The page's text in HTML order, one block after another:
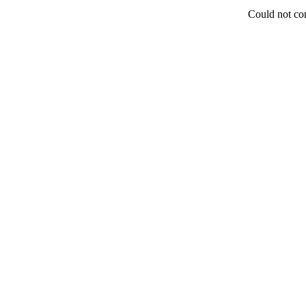
Could not